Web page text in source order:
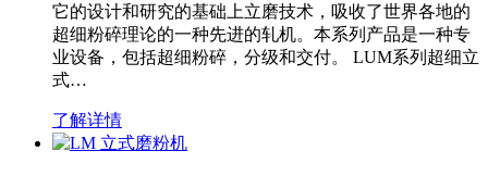
它的设计和研究的基础上立磨技术，吸收了世界各地的
超细粉碎理论的一种先进的轧机。本系列产品是一种专
业设备，包括超细粉碎，分级和交付。 LUM系列超细立
式…
了解详情